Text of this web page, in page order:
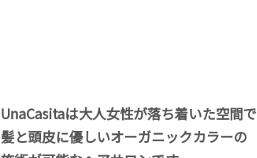
UnaCasitaは大人女性が落ち着いた空間で
髪と頭皮に優しいオーガニックカラーの